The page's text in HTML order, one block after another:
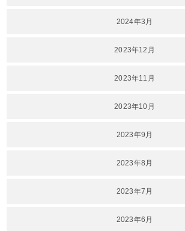
2024年3月
2023年12月
2023年11月
2023年10月
2023年9月
2023年8月
2023年7月
2023年6月